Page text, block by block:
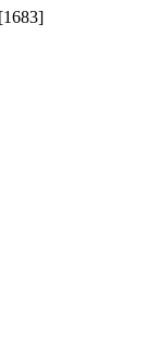
[1683]